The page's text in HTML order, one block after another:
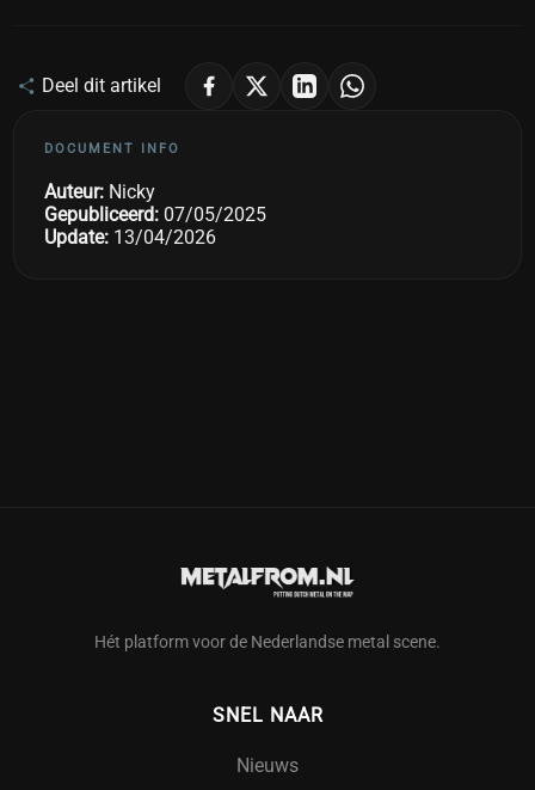
Deel dit artikel
DOCUMENT INFO
Auteur: Nicky
Gepubliceerd: 07/05/2025
Update: 13/04/2026
Hét platform voor de Nederlandse metal scene.
SNEL NAAR
Nieuws